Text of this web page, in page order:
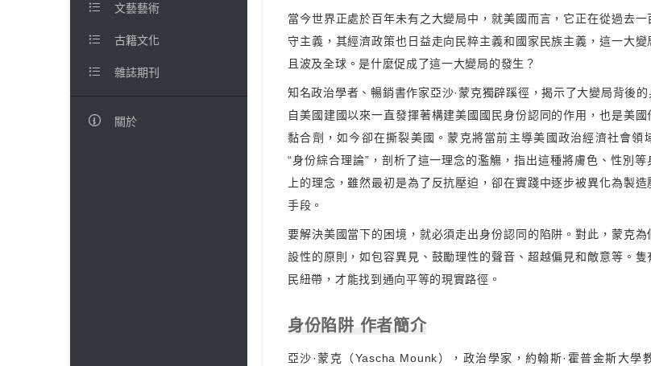
 文藝藝術
 古籍文化
 雜誌期刊
 關於
當今世界正處於百年未有之大變局中，就美國而言，它正在從過去
守主義，其經濟政策也日益走向民粹主義和國家民族主義，這一大
且波及全球。是什麼促成了這一大變局的發生？
知名政治學者、暢銷書作家亞沙·蒙克獨辟蹊徑，揭示了大變局背後
自美國建國以來一直發揮著構建美國國民身份認同的作用，也是美
黏合劑，如今卻在撕裂美國。蒙克將當前主導美國政治經濟社會領
“身份綜合理論”，剖析了這一理念的濫觴，指出這種將膚色、性別等
上的理念，雖然最初是為了反抗壓迫，卻在實踐中逐步被異化為製
手段。
要解決美國當下的困境，就必須走出身份認同的陷阱。對此，蒙克
設性的原則，如包容異見、鼓勵理性的聲音、超越偏見和敵意等。
民紐帶，才能找到通向平等的現實路徑。
身份陷阱 作者簡介
亞沙·蒙克（Yascha Mounk），政治學家，約翰斯·霍普金斯大學